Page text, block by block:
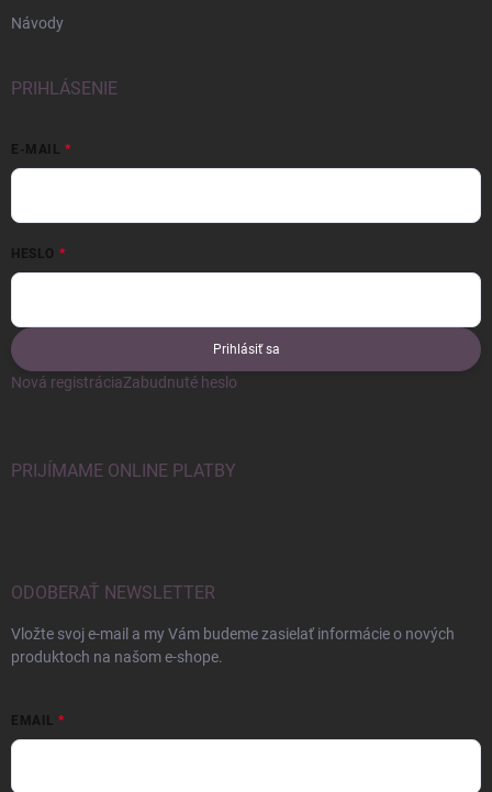
Návody
PRIHLÁSENIE
E-MAIL
HESLO
Prihlásiť sa
Nová registráciaZabudnuté heslo
PRIJÍMAME ONLINE PLATBY
ODOBERAŤ NEWSLETTER
Vložte svoj e-mail a my Vám budeme zasielať informácie o nových
produktoch na našom e-shope.
EMAIL